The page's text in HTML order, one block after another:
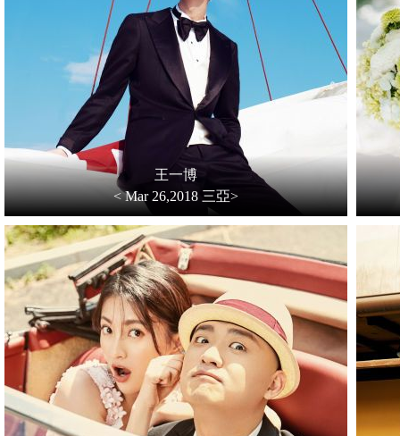
王一博
< Mar 26,2018 三亞>